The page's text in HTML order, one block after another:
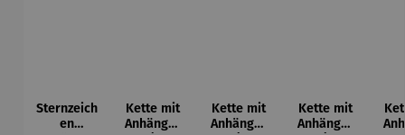
Sternzeich
en
Kette mit
Anhänger
Kette mit
Anhänger
Kette mit
Anhänger